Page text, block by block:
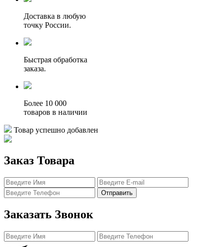
Доставка в любую
точку России.
Быстрая обработка
заказа.
Более 10 000
товаров в наличии
Товар успешно добавлен
Заказ Товара
Отправить
Заказать Звонок